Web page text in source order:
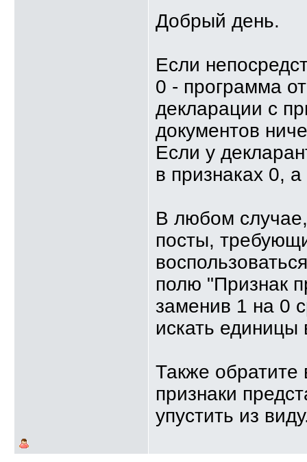
Добрый день.
Если
0 - программа
декларации с
документов
Если у
в признаках 0,
В любом
посты,
полю "Признак
заменив 1 на 0
искать единицы
Также обратите
признаки
упустить из